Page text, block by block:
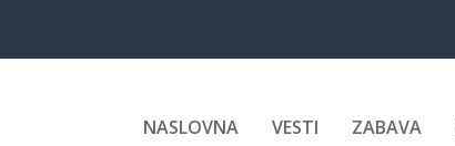
NASLOVNA VESTI ZABAVA